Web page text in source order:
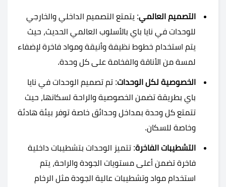
التصميم العالمي: يتمتع التصميم الداخلي والخارجي
للوحدات في نايا باي بالأسلوب العالمي الحديث، حيث
يتم استخدام خطوط نظيفة وأنيقة ومواد فاخرة لإضفاء
لمسة من الأناقة والفخامة على كل وحدة.
الخصوصية لكل الوحدات: تم تصميم الوحدات في نايا
باي بطريقة تضمن الخصوصية والراحة لسكانها، حيث
تتمتع كل وحدة بمداخل وحدائق خاصة توفر بيئة هادئة
وخاصة للسكان.
التشطيبات الفاخرة: تتميز الوحدات بتشطيبات داخلية
فاخرة تضمن أعلى مستويات الجودة والراحة، يتم
استخدام مواد وتشطيبات عالية الجودة مثل الرخام